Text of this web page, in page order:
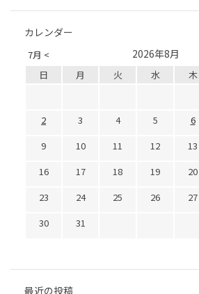
カレンダー
7月 < 2026年8月
日 月 火 水 木
2
3 4 5 6
9
10 11 12 13
16
17 18 19 20
23
24 25 26 27
30
31
最近の投稿